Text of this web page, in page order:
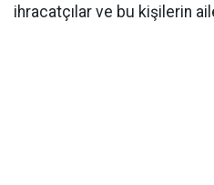
ihracatçılar ve bu kişilerin